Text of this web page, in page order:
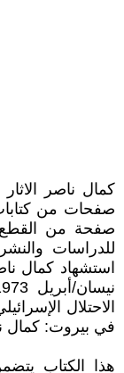
كمال ناصر
صفحة من القطع
استشهاد كمال
الاحتلال
في بيروت: كمال
هذا الكتاب